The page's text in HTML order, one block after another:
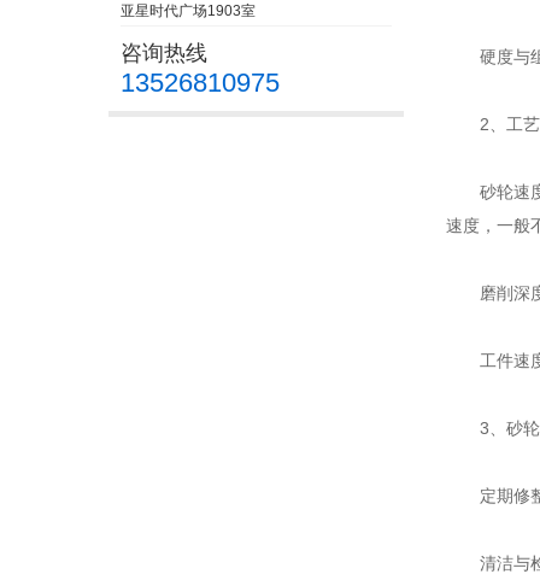
亚星时代广场1903室
咨询热线
13526810975
硬度与组
2、工艺
砂轮速度
速度，一般
磨削深度
工件速度
3、砂轮
定期修整
清洁与检